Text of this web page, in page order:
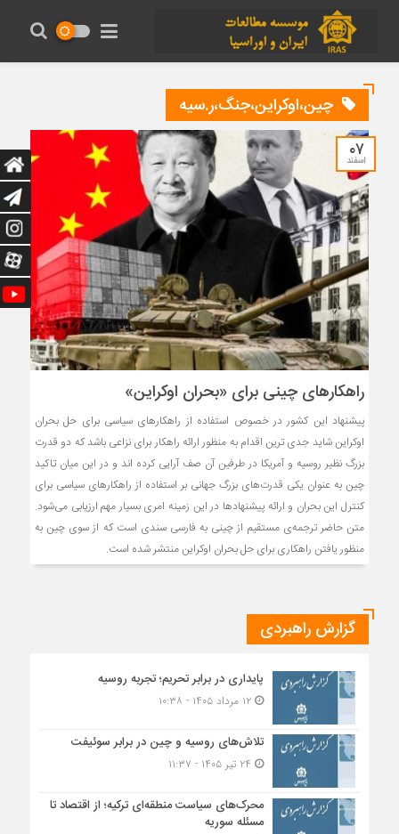
چین،اوکراین،جنگ،ر.سیه
۰۷
اسفند
راهکارهای چینی برای «بحران اوکراین»
پیشنهاد این کشور در خصوص استفاده از راهکارهای سیاسی برای حل بحران
اوکراین شاید جدی ترین اقدام به منظور ارائه راهکار برای نزاعی باشد که دو قدرت
بزرگ نظیر روسیه و آمریکا در طرفین آن صف آرایی کرده اند و در این میان تاکید
چین به عنوان یکی قدرت‌های بزرگ جهانی بر استفاده از راهکارهای سیاسی برای
کنترل این بحران و ارائه پیشنهاد‌ها در این زمینه امری بسیار مهم ارزیابی می‌شود.
متن حاضر ترجمه‌ی مستقیم از چینی به فارسی سندی است که از سوی چین به
منظور یافتن راهکاری برای حل بحران اوکراین منتشر شده است.
گزارش راهبردی
پایداری در برابر تحریم؛ تجربه روسیه
۱۲ مرداد ۱۴۰۵ - ۱۰:۳۸
تلاش‌های روسیه و چین در برابر سوئیفت
محرک‌های سیاست منطقه‌‎ای ترکیه؛ از اقتصاد تا
مسئله سوریه